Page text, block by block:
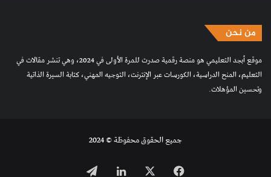
من نحن
موقع أبجد التعليمي هو منصة رقمية صدرت للمرة الأولى في 2024، وهي تنشر مقالات في
التعليم، المنح الدراسية، الكورسات عبر الإنترنت، التوجيه المهني، كتابة السيرة الذاتية
وتحسين المؤهلات.
جميع الحقوق محفوظة © 2024
فيسبوك لينكدإنتيلقرام